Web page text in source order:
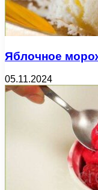
Яблочное
05.11.2024